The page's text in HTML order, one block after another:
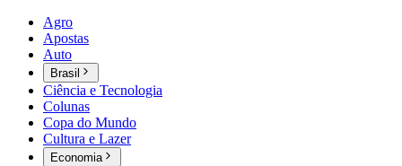
Agro
Apostas
Auto
Brasil
Ciência e Tecnologia
Colunas
Copa do Mundo
Cultura e Lazer
Economia